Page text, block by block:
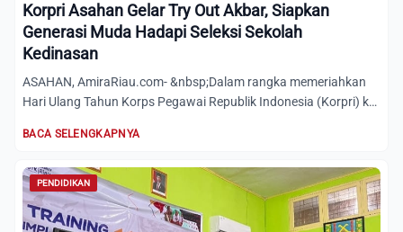
Korpri Asahan Gelar Try Out Akbar, Siapkan
Generasi Muda Hadapi Seleksi Sekolah
Kedinasan
ASAHAN, AmiraRiau.com- &nbsp;Dalam rangka memeriahkan
Hari Ulang Tahun Korps Pegawai Republik Indonesia (Korpri) ke-
BACA SELENGKAPNYA
PENDIDIKAN